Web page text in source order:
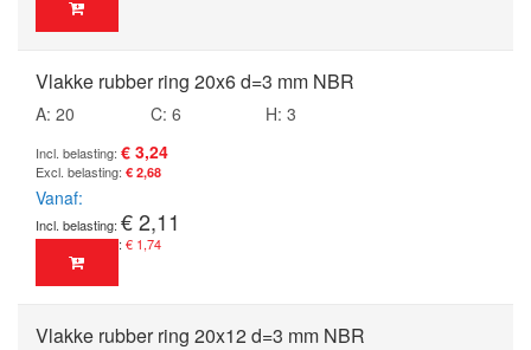
Vlakke rubber ring 20x6 d=3 mm NBR
A: 20 C: 6
H: 3
€ 3,24
€ 2,68
Vanaf
€ 2,11
€ 1,74
Vlakke rubber ring 20x12 d=3 mm NBR